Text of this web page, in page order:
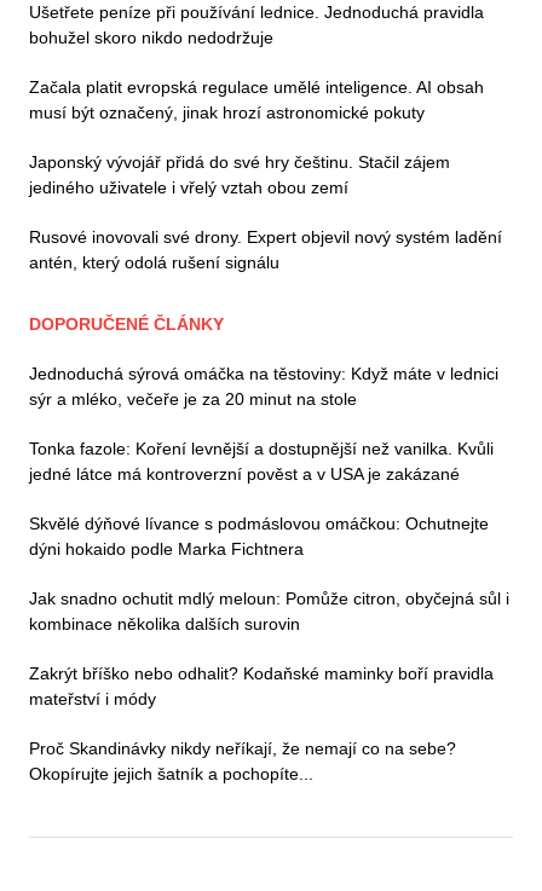
Ušetřete peníze při používání lednice. Jednoduchá pravidla
bohužel skoro nikdo nedodržuje
Začala platit evropská regulace umělé inteligence. AI obsah
musí být označený, jinak hrozí astronomické pokuty
Japonský vývojář přidá do své hry češtinu. Stačil zájem
jediného uživatele i vřelý vztah obou zemí
Rusové inovovali své drony. Expert objevil nový systém ladění
antén, který odolá rušení signálu
DOPORUČENÉ ČLÁNKY
Jednoduchá sýrová omáčka na těstoviny: Když máte v lednici
sýr a mléko, večeře je za 20 minut na stole
Tonka fazole: Koření levnější a dostupnější než vanilka. Kvůli
jedné látce má kontroverzní pověst a v USA je zakázané
Skvělé dýňové lívance s podmáslovou omáčkou: Ochutnejte
dýni hokaido podle Marka Fichtnera
Jak snadno ochutit mdlý meloun: Pomůže citron, obyčejná sůl i
kombinace několika dalších surovin
Zakrýt bříško nebo odhalit? Kodaňské maminky boří pravidla
mateřství i módy
Proč Skandinávky nikdy neříkají, že nemají co na sebe?
Okopírujte jejich šatník a pochopíte...